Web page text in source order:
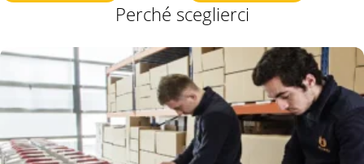
€ 75,00.
€ 0,00. € 50,00.
€ 0,00.
Perché sceglierci